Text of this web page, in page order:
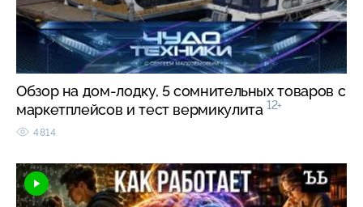
Обзор на дом-лодку, 5 сомнительных товаров с
маркетплейсов и тест вермикулита 12+
4814